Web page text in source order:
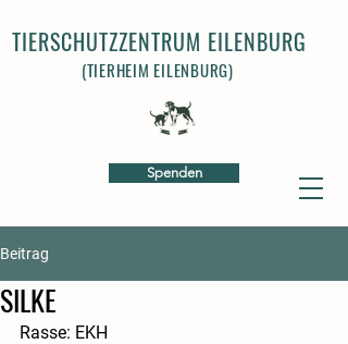
Spenden
TIERSCHUTZZENTRUM EILENBURG
(TIERHEIM EILENBURG)
Beitrag
SILKE
Rasse: EKH